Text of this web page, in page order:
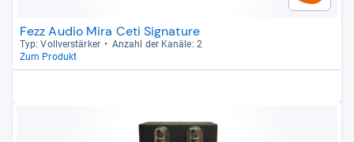
Fezz Audio Mira Ceti Signature
Typ: Voll­ver­stär­ker
Anzahl der Kanäle: 2
Zum Produkt